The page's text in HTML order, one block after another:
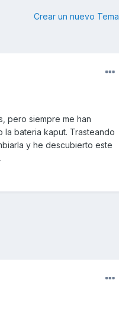
Crear un nuevo Tema
pero siempre me han
la bateria kaput. Trasteando
y he descubierto este